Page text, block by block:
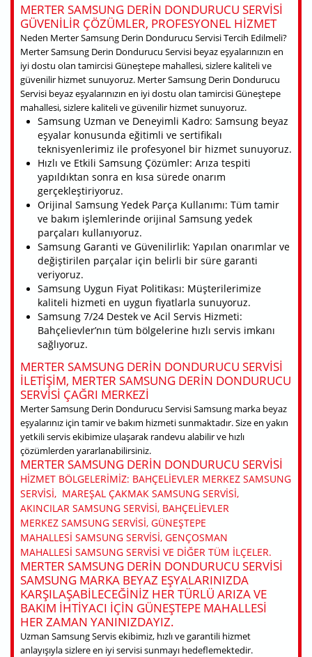
MERTER SAMSUNG DERIN DONDURUCU SERVISI
GÜVENILIR ÇÖZÜMLER, PROFESYONEL HIZMET
Neden Merter Samsung Derin Dondurucu Servisi Tercih Edilmeli?
Merter Samsung Derin Dondurucu Servisi beyaz eşyalarınızın en
iyi dostu olan tamircisi Güneştepe mahallesi, sizlere kaliteli ve
güvenilir hizmet sunuyoruz. Merter Samsung Derin Dondurucu
Servisi beyaz eşyalarınızın en iyi dostu olan tamircisi Güneştepe
mahallesi, sizlere kaliteli ve güvenilir hizmet sunuyoruz.
Samsung Uzman ve Deneyimli Kadro: Samsung beyaz
eşyalar konusunda eğitimli ve sertifikalı
teknisyenlerimiz ile profesyonel bir hizmet sunuyoruz.
Hızlı ve Etkili Samsung Çözümler: Arıza tespiti
yapıldıktan sonra en kısa sürede onarım
gerçekleştiriyoruz.
Orijinal Samsung Yedek Parça Kullanımı: Tüm tamir
ve bakım işlemlerinde orijinal Samsung yedek
parçaları kullanıyoruz.
Samsung Garanti ve Güvenilirlik: Yapılan onarımlar ve
değiştirilen parçalar için belirli bir süre garanti
veriyoruz.
Samsung Uygun Fiyat Politikası: Müşterilerimize
kaliteli hizmeti en uygun fiyatlarla sunuyoruz.
Samsung 7/24 Destek ve Acil Servis Hizmeti:
Bahçelievler’nın tüm bölgelerine hızlı servis imkanı
sağlıyoruz.
MERTER SAMSUNG DERIN DONDURUCU SERVISI
ILETIŞIM, MERTER SAMSUNG DERIN DONDURUCU
SERVISI ÇAĞRI MERKEZI
Merter Samsung Derin Dondurucu Servisi Samsung marka beyaz
eşyalarınız için tamir ve bakım hizmeti sunmaktadır. Size en yakın
yetkili servis ekibimize ulaşarak randevu alabilir ve hızlı
çözümlerden yararlanabilirsiniz.
MERTER SAMSUNG DERIN DONDURUCU SERVISI
HIZMET BÖLGELERIMIZ: BAHÇELIEVLER MERKEZ SAMSUNG
SERVISI, MAREŞAL ÇAKMAK SAMSUNG SERVISI,
AKINCILAR SAMSUNG SERVISI, BAHÇELIEVLER
MERKEZ SAMSUNG SERVISI, GÜNEŞTEPE
MAHALLESI SAMSUNG SERVISI, GENÇOSMAN
MAHALLESI SAMSUNG SERVISI VE DIĞER TÜM ILÇELER.
MERTER SAMSUNG DERIN DONDURUCU SERVISI
SAMSUNG MARKA BEYAZ EŞYALARINIZDA
KARŞILAŞABILECEĞINIZ HER TÜRLÜ ARIZA VE
BAKIM IHTIYACI IÇIN GÜNEŞTEPE MAHALLESI
HER ZAMAN YANINIZDAYIZ.
Uzman Samsung Servis ekibimiz, hızlı ve garantili hizmet
anlayışıyla sizlere en iyi servisi sunmayı hedeflemektedir.